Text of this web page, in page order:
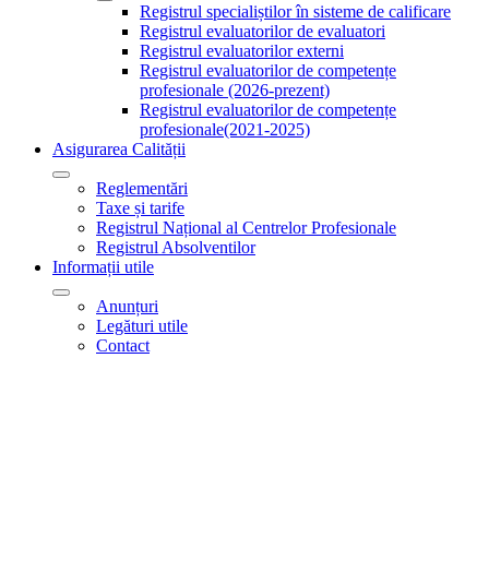
Registrul specialiștilor în sisteme de calificare
Registrul evaluatorilor de evaluatori
Registrul evaluatorilor externi
Registrul evaluatorilor de competențe
profesionale (2026-prezent)
Registrul evaluatorilor de competențe
profesionale(2021-2025)
Asigurarea Calității
Reglementări
Taxe și tarife
Registrul Național al Centrelor Profesionale
Registrul Absolventilor
Informații utile
Anunțuri
Legături utile
Contact